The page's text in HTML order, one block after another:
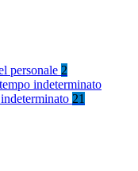
personale 2
indeterminato
21